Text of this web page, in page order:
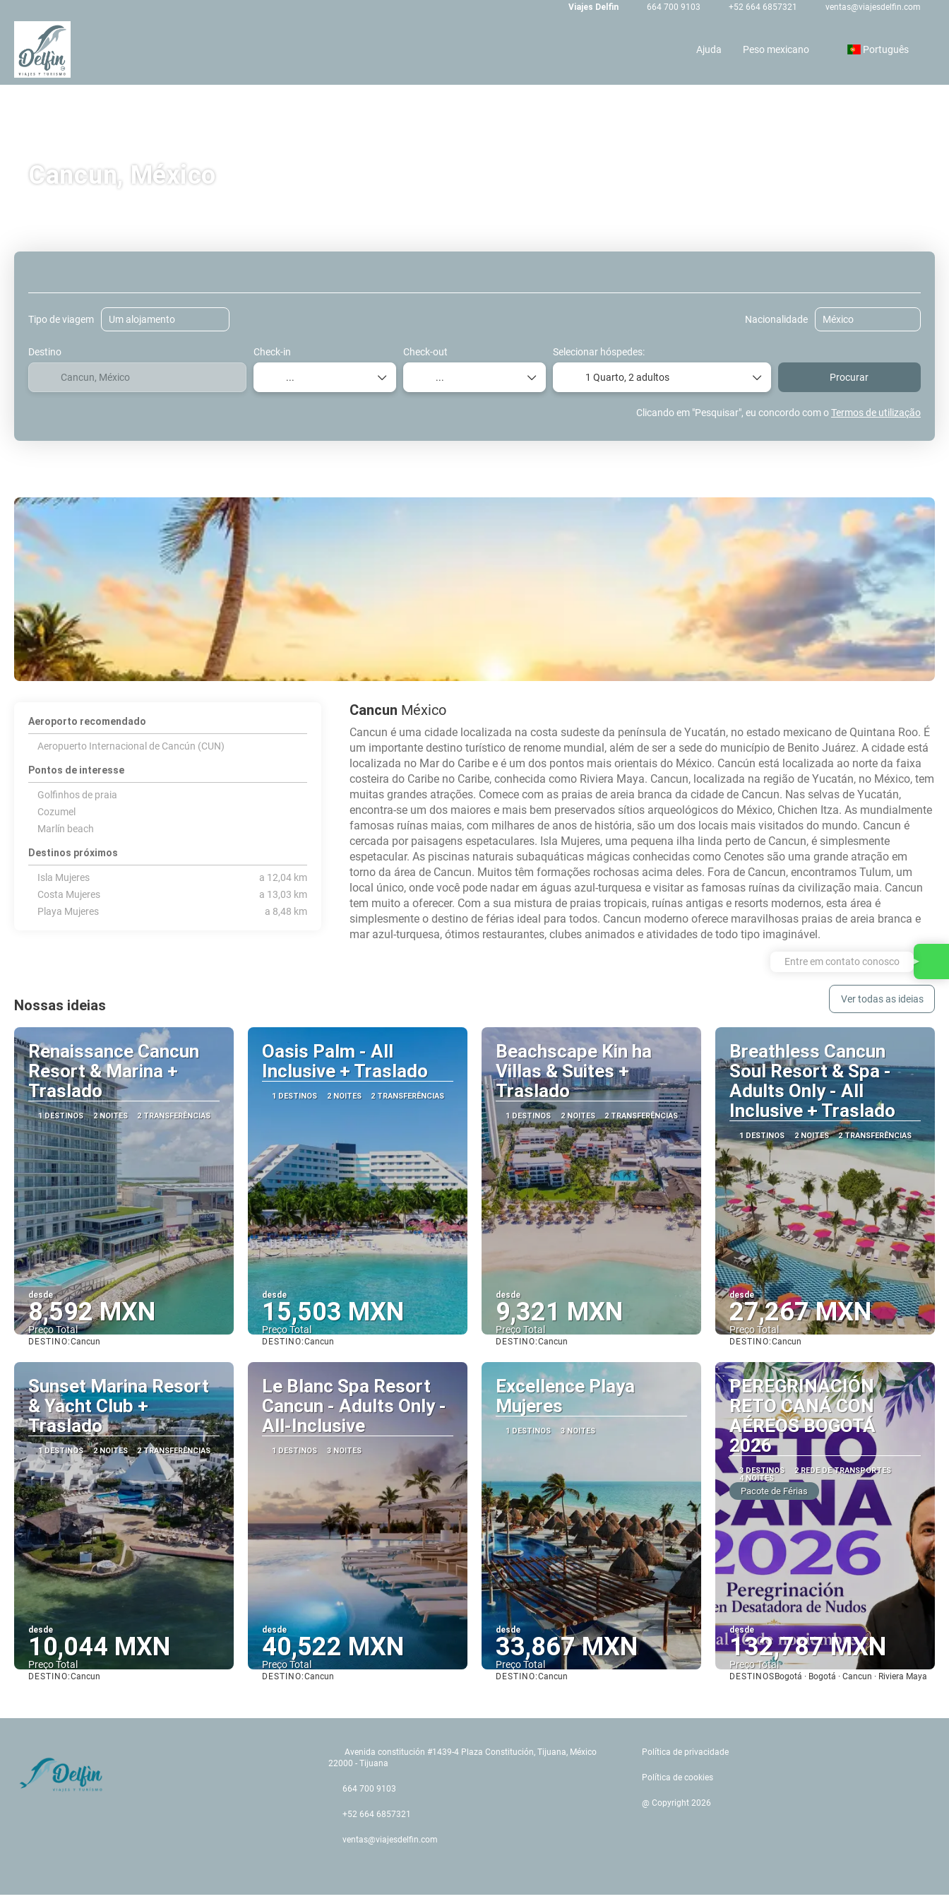
Viajes Delfin 664 700 9103 +52 664 6857321 ventas@viajesdelfin.com
Ajuda Peso mexicano Português
Cancun, México
Tipo de viagem Nacionalidade
Destino Check-in Check-out Selecionar hóspedes:
1 Quarto,2 adultos Procurar
Clicando em "Pesquisar", eu concordo com oTermos de utilização
Cancun México
Cancun é uma cidade localizada na costa sudeste da península de Yucatán, no estado mexicano de Quintana Roo. É
um importante destino turístico de renome mundial, além de ser a sede do município de Benito Juárez. A cidade está
localizada no Mar do Caribe e é um dos pontos mais orientais do México. Cancún está localizada ao norte da faixa
costeira do Caribe no Caribe, conhecida como Riviera Maya. Cancun, localizada na região de Yucatán, no México, tem
muitas grandes atrações. Comece com as praias de areia branca da cidade de Cancun. Nas selvas de Yucatán,
encontra-se um dos maiores e mais bem preservados sítios arqueológicos do México, Chichen Itza. As mundialmente
famosas ruínas maias, com milhares de anos de história, são um dos locais mais visitados do mundo. Cancun é
cercada por paisagens espetaculares. Isla Mujeres, uma pequena ilha linda perto de Cancun, é simplesmente
espetacular. As piscinas naturais subaquáticas mágicas conhecidas como Cenotes são uma grande atração em
torno da área de Cancun. Muitos têm formações rochosas acima deles. Fora de Cancun, encontramos Tulum, um
local único, onde você pode nadar em águas azul-turquesa e visitar as famosas ruínas da civilização maia. Cancun
tem muito a oferecer. Com a sua mistura de praias tropicais, ruínas antigas e resorts modernos, esta área é
simplesmente o destino de férias ideal para todos. Cancun moderno oferece maravilhosas praias de areia branca e
mar azul-turquesa, ótimos restaurantes, clubes animados e atividades de todo tipo imaginável.
Aeroporto recomendado
Aeropuerto Internacional de Cancún (CUN)
Pontos de interesse
Golfinhos de praia
Cozumel
Marlín beach
Destinos próximos
Isla Mujeres
a 12,04 km
Costa Mujeres
a 13,03 km
Playa Mujeres
a 8,48 km
Nossas ideias Ver todas as ideias
Renaissance Cancun
Resort & Marina +
Traslado
1 DESTINOS 2 NOITES 2 TRANSFERÊNCIAS
desde
8,592 MXN
Preço Total
DESTINO:Cancun
Oasis Palm - All
Inclusive + Traslado
1 DESTINOS 2 NOITES 2 TRANSFERÊNCIAS
desde
15,503 MXN
Preço Total
DESTINO:Cancun
Beachscape Kin ha
Villas & Suites +
Traslado
1 DESTINOS 2 NOITES 2 TRANSFERÊNCIAS
desde
9,321 MXN
Preço Total
DESTINO:Cancun
Breathless Cancun
Soul Resort & Spa -
Adults Only - All
Inclusive + Traslado
1 DESTINOS 2 NOITES 2 TRANSFERÊNCIAS
desde
27,267 MXN
Preço Total
DESTINO:Cancun
Sunset Marina Resort
& Yacht Club +
Traslado
1 DESTINOS 2 NOITES 2 TRANSFERÊNCIAS
desde
10,044 MXN
Preço Total
DESTINO:Cancun
Le Blanc Spa Resort
Cancun - Adults Only -
All-Inclusive
1 DESTINOS 3 NOITES
desde
40,522 MXN
Preço Total
DESTINO:Cancun
Excellence Playa
Mujeres
1 DESTINOS 3 NOITES
desde
33,867 MXN
Preço Total
DESTINO:Cancun
PEREGRINACIÓN
RETO CANÁ CON
AÉREOS BOGOTÁ
2026
3 DESTINOS
2 REDE DE TRANSPORTES
4 NOITES
Pacote de Férias
desde
132,787 MXN
Preço Total
Vejo
DESTINOS Bogotá · Bogotá · Cancun · Riviera Maya
Avenida constitución #1439-4 Plaza Constitución, Tijuana, México
22000 - Tijuana
664 700 9103
+52 664 6857321
ventas@viajesdelfin.com
Política de privacidade
Política de cookies
@ Copyright 2026
Entre em contato conosco